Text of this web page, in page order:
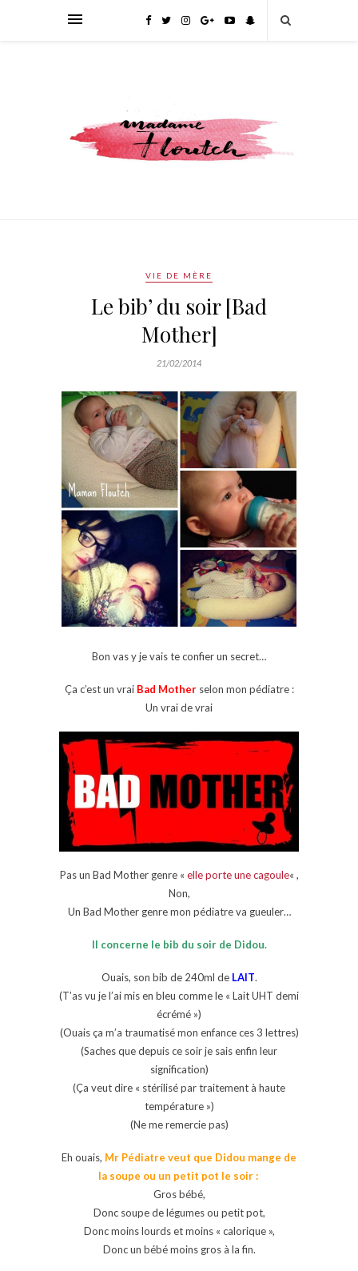
VIE DE MÈRE
Le bib’ du soir [Bad
Mother]
21/02/2014
Bon vas y je vais te confier un secret…
Ça c’est un vrai Bad Motherselon mon pédiatre :
Un vrai de vrai
Pas un Bad Mother genre « elle porte une cagoule« ,
Non,
Un Bad Mother genre mon pédiatre va gueuler…
Il concerne le bib du soir de Didou.
Ouais, son bib de 240ml de LAIT.
(T’as vu je l’ai mis en bleu comme le « Lait UHT demi
écrémé »)
(Ouais ça m’a traumatisé mon enfance ces 3 lettres)
(Saches que depuis ce soir je sais enfin leur
signification)
(Ça veut dire « stérilisé par traitement à haute
température »)
(Ne me remercie pas)
Eh ouais, Mr Pédiatre veut que Didou mange de
la soupe ou un petit pot le soir :
Gros bébé,
Donc soupe de légumes ou petit pot,
Donc moins lourds et moins « calorique »,
Donc un bébé moins gros à la fin.